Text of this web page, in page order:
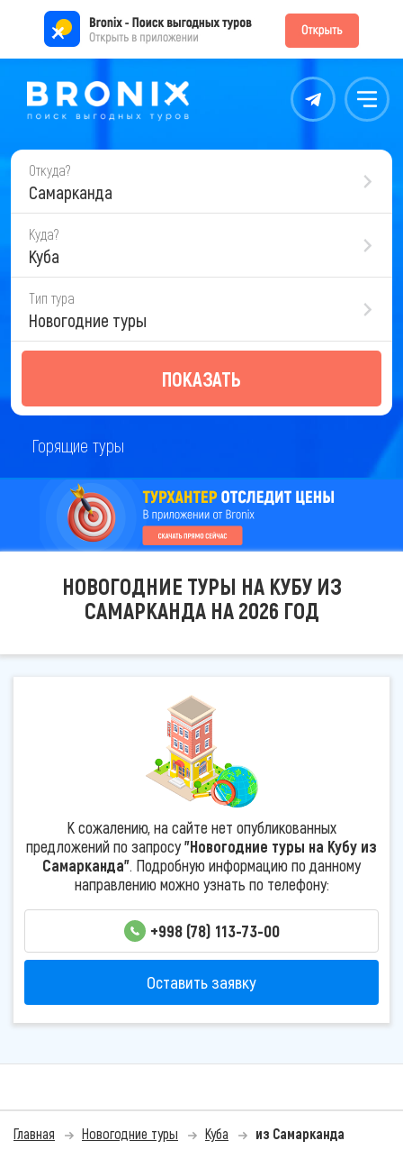
Контакты Меню
Откуда?
Самарканда
Куда?
Куба
Тип тура
Новогодние туры
ПОКАЗАТЬ
Горящие туры
НОВОГОДНИЕ ТУРЫ НА КУБУ ИЗ
САМАРКАНДА НА 2026 ГОД
К сожалению, на сайте нет опубликованных
предложений по запросу"Новогодние туры на Кубу из
Самарканда". Подробную информацию по данному
направлению можно узнать по телефону:
+998 (78) 113-73-00
Оставить заявку
Главная Новогодние туры Куба из Самарканда